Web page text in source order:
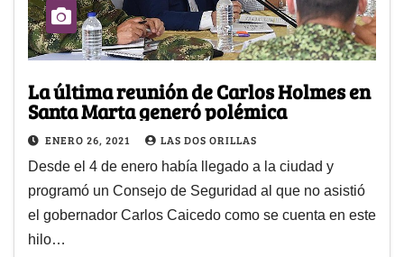
La última reunión de Carlos Holmes en
Santa Marta generó polémica
ENERO 26, 2021 LAS DOS ORILLAS
Desde el 4 de enero había llegado a la ciudad y
programó un Consejo de Seguridad al que no asistió
el gobernador Carlos Caicedo como se cuenta en este
hilo…